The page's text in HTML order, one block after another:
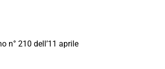
n° 210 dell’11 aprile